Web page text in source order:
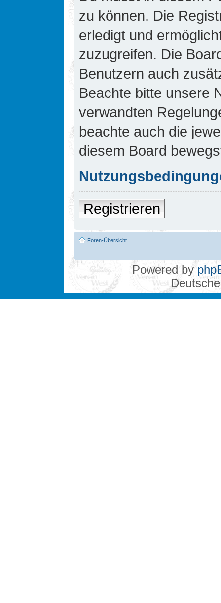
zu können. Die
erledigt und
zuzugreifen. Die
Benutzern auch
Beachte bitte unsere
verwandten
beachte auch die
diesem Board
Registrieren
Foren-Übersicht
Powered by